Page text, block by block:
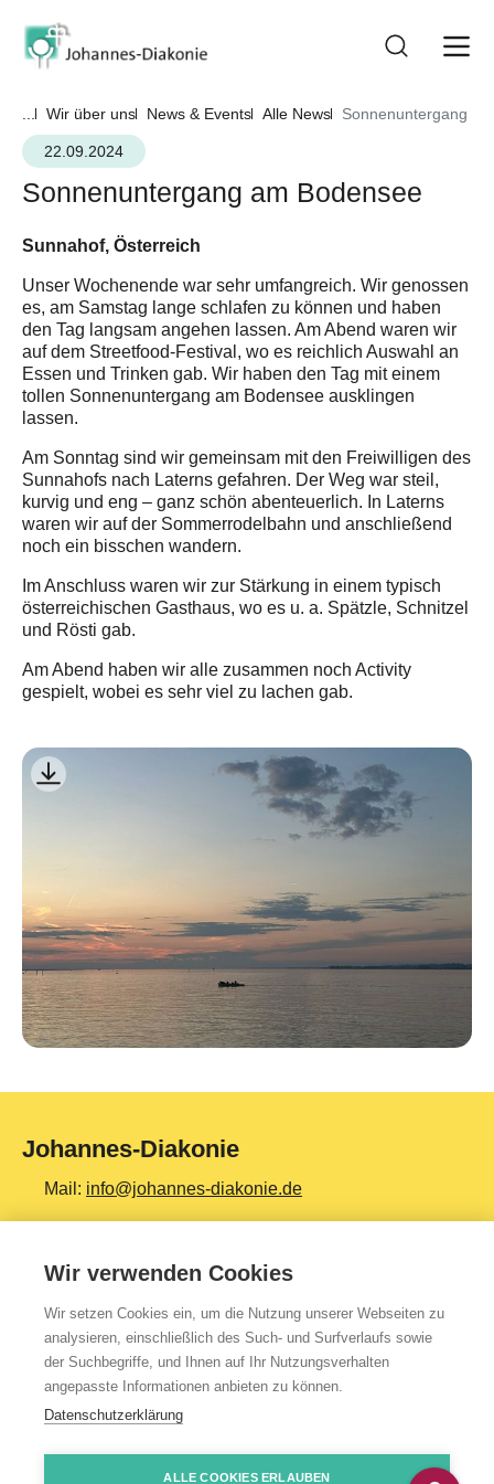
... Wir über uns News & Events Alle News
Sonnenuntergang
22.09.2024
Sonnenuntergang am Bodensee
Sunnahof, Österreich
Unser Wochenende war sehr umfangreich. Wir genossen
es, am Samstag lange schlafen zu können und haben
den Tag langsam angehen lassen. Am Abend waren wir
auf dem Streetfood-Festival, wo es reichlich Auswahl an
Essen und Trinken gab. Wir haben den Tag mit einem
tollen Sonnenuntergang am Bodensee ausklingen
lassen.
Am Sonntag sind wir gemeinsam mit den Freiwilligen des
Sunnahofs nach Laterns gefahren. Der Weg war steil,
kurvig und eng – ganz schön abenteuerlich. In Laterns
waren wir auf der Sommerrodelbahn und anschließend
noch ein bisschen wandern.
Im Anschluss waren wir zur Stärkung in einem typisch
österreichischen Gasthaus, wo es u. a. Spätzle, Schnitzel
und Rösti gab.
Am Abend haben wir alle zusammen noch Activity
gespielt, wobei es sehr viel zu lachen gab.
Johannes-Diakonie
Mail: info@johannes-diakonie.de
Tel:06261 - 88-0
Top Themen
Teilhabe & Assistenz
Altenpflege
Wir verwenden Cookies
Wir setzen Cookies ein, um die Nutzung unserer Webseiten zu
analysieren, einschließlich des Such- und Surfverlaufs sowie
der Suchbegriffe, und Ihnen auf Ihr Nutzungsverhalten
angepasste Informationen anbieten zu können.
Datenschutzerklärung
ALLE COOKIES ERLAUBEN